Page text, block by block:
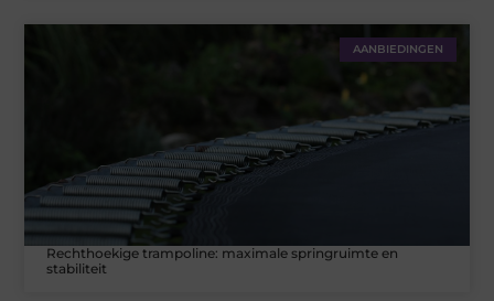
AANBIEDINGEN
Rechthoekige trampoline: maximale springruimte en
stabiliteit